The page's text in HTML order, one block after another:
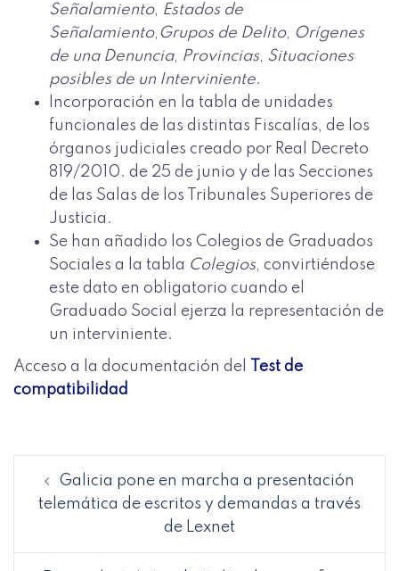
Señalamiento, Estados de
Señalamiento, Grupos de Delito, Orígenes
de una Denuncia, Provincias, Situaciones
posibles de un Interviniente.
Incorporación en la tabla de unidades
funcionales de las distintas Fiscalías, de los
órganos judiciales creado por Real Decreto
819/2010. de 25 de junio y de las Secciones
de las Salas de los Tribunales Superiores de
Justicia.
Se han añadido los Colegios de Graduados
Sociales a la tabla Colegios, convirtiéndose
este dato en obligatorio cuando el
Graduado Social ejerza la representación de
un interviniente.
Acceso a la documentación del
Test de
compatibilidad
Galicia pone en marcha a presentación
telemática de escritos y demandas a través
de Lexnet